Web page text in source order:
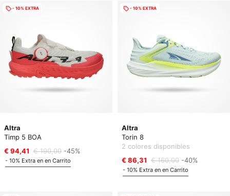
Altra
Timp 5 BOA
€ 94,41 € 190,00 -45%
- 10% Extra en en Carrito
- 10% EXTRA
Altra
Torin 8
2 colores disponibles
€ 86,31 € 160,00 -40%
- 10% Extra en en Carrito
- 10% EXTRA